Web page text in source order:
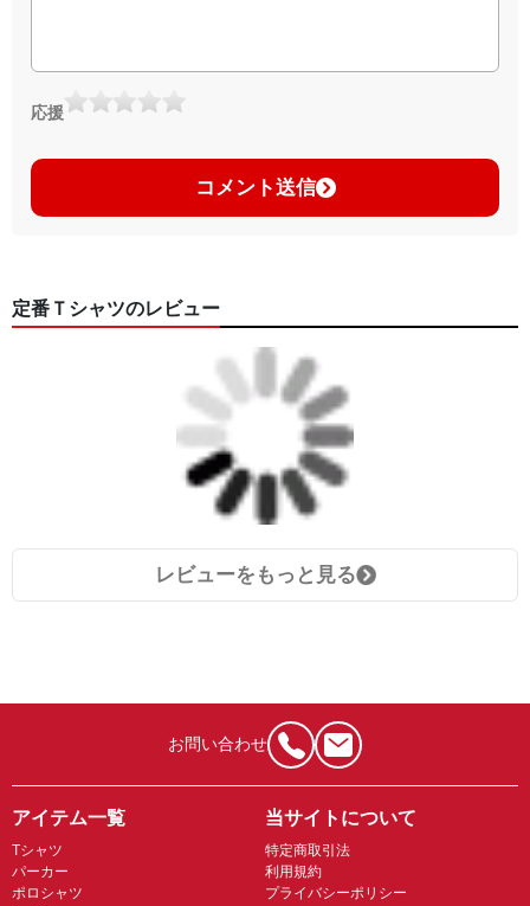
応援
コメント送信
定番Ｔシャツのレビュー
レビューをもっと見る
お問い合わせ
アイテム一覧
Tシャツ
パーカー
ポロシャツ
当サイトについて
特定商取引法
利用規約
プライバシーポリシー